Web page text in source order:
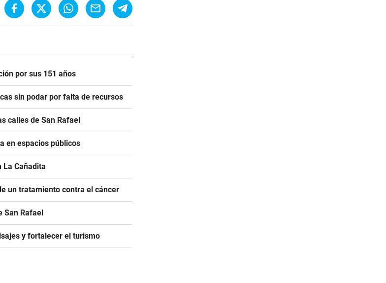
por sus 151 años
sin podar por falta de recursos
calles de San Rafael
en espacios públicos
Cañadita
un tratamiento contra el cáncer
San Rafael
y fortalecer el turismo